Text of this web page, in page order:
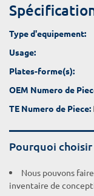
Type d'equipement:
Usage:
Plates-forme(s):
OEM Numero de
TE Numero de Piece:
Pourquoi
Nous pouvons
inventaire de